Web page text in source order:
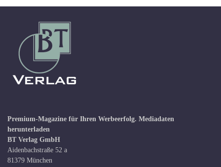
Premium-Magazine für Ihren Werbeerfolg. Mediadaten
herunterladen
BT Verlag GmbH
Aidenbachstraße 52 a
81379 München